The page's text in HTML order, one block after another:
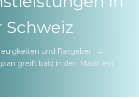
Schweiz
und Ratgeber
→
greift bald in den Markt ein